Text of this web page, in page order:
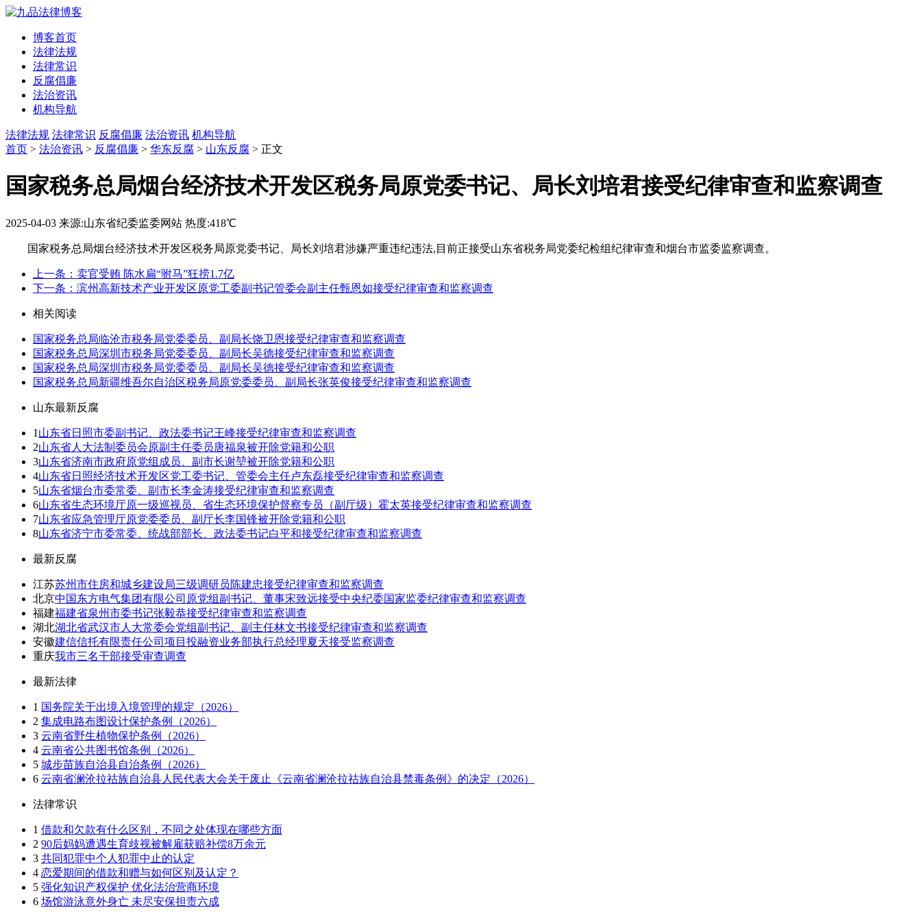
博客首页
法律法规
法律常识
反腐倡廉
法治资讯
机构导航
法律法规 法律常识 反腐倡廉 法治资讯 机构导航
首页 > 法治资讯 > 反腐倡廉 > 华东反腐 > 山东反腐 > 正文
国家税务总局烟台经济技术开发区税务局原党委书记、局长刘培君接受纪律审查和监察调查
2025-04-03 来源:山东省纪委监委网站 热度:418℃
国家税务总局烟台经济技术开发区税务局原党委书记、局长刘培君涉嫌严重违纪违法,目前正接受山东省税务局党委纪检组纪律审查和烟台市监委监察调查。
上一条：卖官受贿 陈水扁“驸马”狂捞1.7亿
下一条：滨州高新技术产业开发区原党工委副书记管委会副主任甄恩如接受纪律审查和监察调查
相关阅读
国家税务总局临沧市税务局党委委员、副局长饶卫恩接受纪律审查和监察调查
国家税务总局深圳市税务局党委委员、副局长吴德接受纪律审查和监察调查
国家税务总局深圳市税务局党委委员、副局长吴德接受纪律审查和监察调查
国家税务总局新疆维吾尔自治区税务局原党委委员、副局长张英俊接受纪律审查和监察调查
山东最新反腐
1 山东省日照市委副书记、政法委书记王峰接受纪律审查和监察调查
2山东省人大法制委员会原副主任委员唐福泉被开除党籍和公职
3山东省济南市政府原党组成员、副市长谢堃被开除党籍和公职
4山东省日照经济技术开发区党工委书记、管委会主任卢东磊接受纪律审查和监察调查
5山东省烟台市委常委、副市长李金涛接受纪律审查和监察调查
6山东省生态环境厅原一级巡视员、省生态环境保护督察专员（副厅级）霍太英接受纪律审查和监察调查
7山东省应急管理厅原党委委员、副厅长李国锋被开除党籍和公职
8山东省济宁市委常委、统战部部长、政法委书记白平和接受纪律审查和监察调查
最新反腐
江苏苏州市住房和城乡建设局三级调研员陈建忠接受纪律审查和监察调查
北京中国东方电气集团有限公司原党组副书记、董事宋致远接受中央纪委国家监委纪律审查和监察调查
福建福建省泉州市委书记张毅恭接受纪律审查和监察调查
湖北湖北省武汉市人大常委会党组副书记、副主任林文书接受纪律审查和监察调查
安徽建信信托有限责任公司项目投融资业务部执行总经理夏天接受监察调查
重庆我市三名干部接受审查调查
最新法律
1 国务院关于出境入境管理的规定（2026）
2 集成电路布图设计保护条例（2026）
3 云南省野生植物保护条例（2026）
4 云南省公共图书馆条例（2026）
5 城步苗族自治县自治条例（2026）
6 云南省澜沧拉祜族自治县人民代表大会关于废止《云南省澜沧拉祜族自治县禁毒条例》的决定（2026）
法律常识
1 借款和欠款有什么区别，不同之处体现在哪些方面
2 90后妈妈遭遇生育歧视被解雇获赔补偿8万余元
3 共同犯罪中个人犯罪中止的认定
4 恋爱期间的借款和赠与如何区别及认定？
5 强化知识产权保护 优化法治营商环境
6 场馆游泳意外身亡 未尽安保担责六成